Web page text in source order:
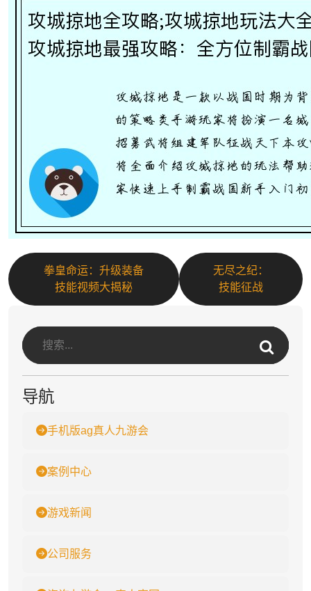
拳皇命运：升级装备
技能视频大揭秘
无尽之纪：
技能征战
导航
手机版ag真人九游会
案例中心
游戏新闻
公司服务